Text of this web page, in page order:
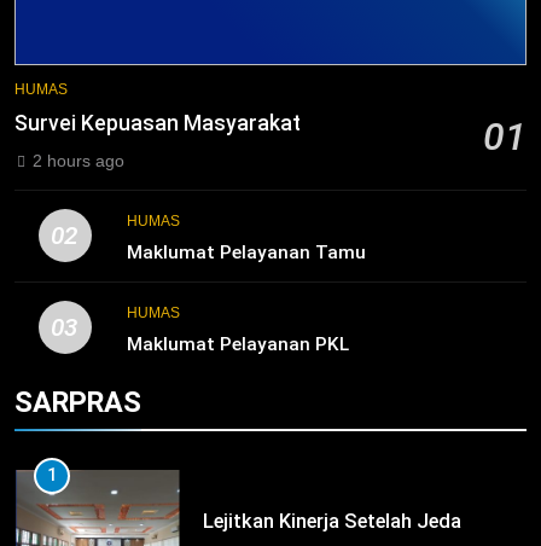
HUMAS
Survei Kepuasan Masyarakat 01
2 hours ago
02 HUMAS
Maklumat Pelayanan Tamu
03 HUMAS
Maklumat Pelayanan PKL
SARPRAS
1
Lejitkan Kinerja Setelah Jeda